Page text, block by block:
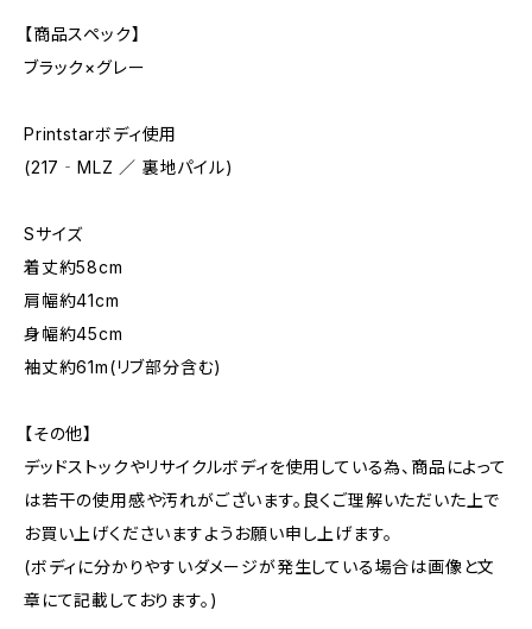
【商品スペック】
ブラック×グレー
Printstarボディ使用
(217‐MLZ ／ 裏地パイル)
Sサイズ
着丈約58cm
肩幅約41cm
身幅約45cm
袖丈約61m(リブ部分含む)
【その他】
デッドストックやリサイクルボディを使用している為、商品によって
は若干の使用感や汚れがございます。良くご理解いただいた上で
お買い上げくださいますようお願い申し上げます。
(ボディに分かりやすいダメージが発生している場合は画像と文
章にて記載しております。)